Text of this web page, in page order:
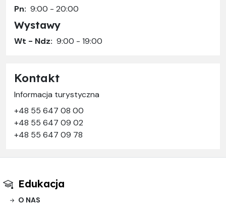
Pn: 9:00 - 20:00
Wystawy
Wt - Ndz: 9:00 - 19:00
Kontakt
Informacja turystyczna
+48 55 647 08 00
+48 55 647 09 02
+48 55 647 09 78
Edukacja
O NAS